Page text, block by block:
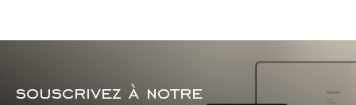
souscrivez à notre